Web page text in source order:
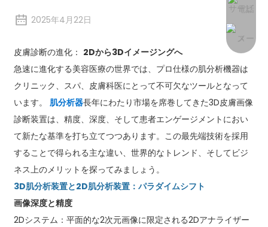
2025年4月22日
皮膚診断の進化： 2Dから3Dイメージングへ
急速に進化する美容医療の世界では、プロ仕様の肌分析機器は
クリニック、スパ、皮膚科医にとって不可欠なツールとなって
います。 肌分析器長年にわたり市場を席巻してきた3D皮膚画像
診断装置は、精度、深度、そして患者エンゲージメントにおい
て新たな基準を打ち立てつつあります。この最先端技術を採用
することで得られる主な違い、世界的なトレンド、そしてビジ
ネス上のメリットを探ってみましょう。
3D肌分析装置と2D肌分析装置：パラダイムシフト
画像深度と精度
2Dシステム：平面的な2次元画像に限定される2Dアナライザー